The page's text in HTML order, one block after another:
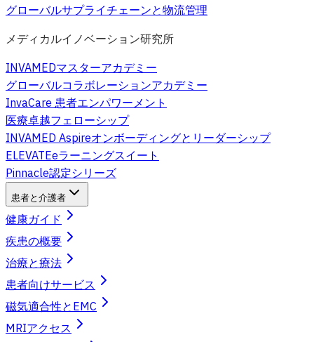
グローバルサプライチェーンと物流管理
メディカルイノベーション研究所
INVAMEDマスターアカデミー
グローバルコラボレーションアカデミー
InvaCare 患者エンパワーメント
医療卓越フェローシップ
INVAMED Aspireオンボーディングとリーダーシップ
ELEVATEeラーニングスイート
Pinnacle認定シリーズ
患者と介護者
健康ガイド
疾患の概要
治療と療法
患者向けサービス
磁気適合性とEMC
MRIアクセス